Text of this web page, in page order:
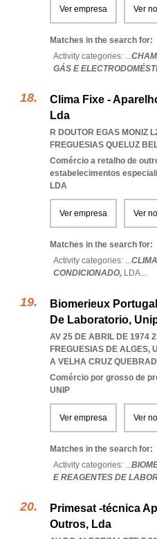
Ver empresa Ver
Matches in the search for:
Activity categories: ...
GÁS E
Clima Fixe -
Lda
R DOUTOR EGAS MONIZ
FREGUESIAS QUELUZ
Comércio a retalho de
estabelecimentos
LDA
Ver empresa Ver
Matches in the search for:
Activity categories: ...
CONDICIONADO, LDA...
Biomerieux
De Laboratorio,
AV 25 DE ABRIL DE 1974
FREGUESIAS DE ALGES,
A VELHA CRUZ
Comércio por grosso de
UNIP
Ver empresa Ver
Matches in the search for:
Activity categories: ...
E REAGENTES DE
Primesat -técnica
Outros, Lda